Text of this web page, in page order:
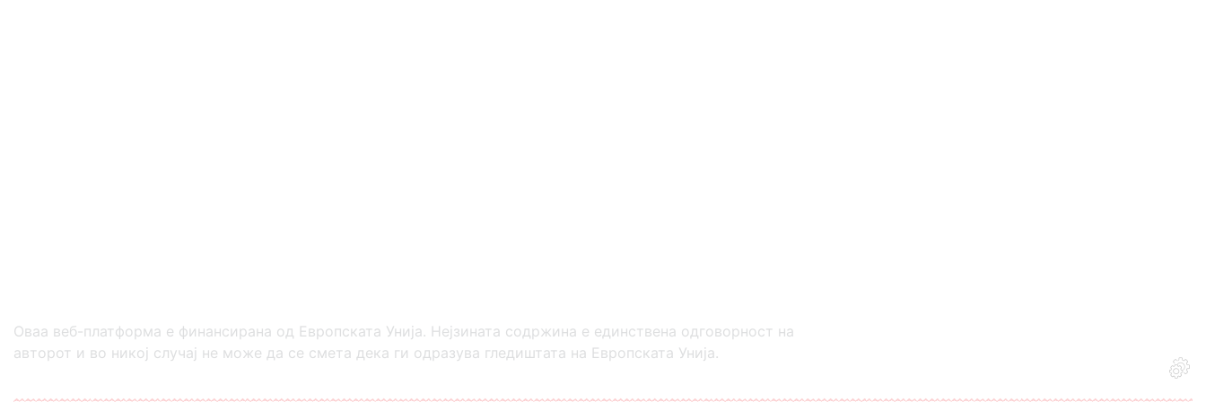
Оваа веб-платформа е финансирана од Европската Унија. Нејзината содржина е единствена одговорност на
авторот и во никој случај не може да се смета дека ги одразува гледиштата на Европската Унија.